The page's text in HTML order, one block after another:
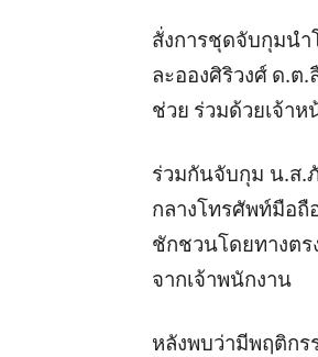
สั่งการชุดจับกุมนำ
ละอองศิริวงศ์ ด.ต.
ช่วย ร่วมด้วยเจ้าห
ร่วมกันจับกุม น.ส.
กลางโทรศัพท์มือถื
ชักชวนโดยทางตร
จากเจ้าพนักงาน
หลังพบว่ามีพฤติก